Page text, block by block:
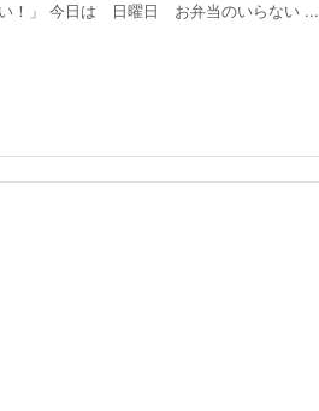
！」 今日は 日曜日 お弁当のいらない ...